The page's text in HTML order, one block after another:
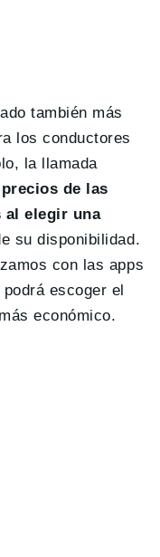
también más
los conductores
la llamada
precios de las
al elegir una
su disponibilidad.
con las apps
escoger el
económico.